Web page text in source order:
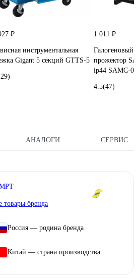
₽
инструментальная
Gigant 5 секций GTTS-5
1 011 ₽
Галогеновый
прожектор
ip44 SAMC-
4.5(47)
АНАЛОГИ СЕРВИС
товары бренда
Россия — родина бренда
Китай — страна производства